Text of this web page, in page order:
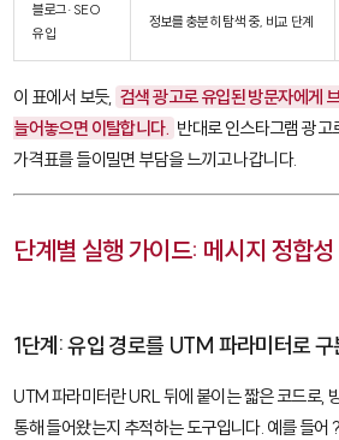
블로그·SEO
유입
정보를 충분히 탐색 중, 비교 단계
이 표에서 보듯, 검색 광고로 유입된 방문자에게
늘어놓으면 이탈합니다. 반대로 인스타그램 광
가격표를 들이밀면 부담을 느끼고 나갑니다.
단계별 실행 가이드: 메시지 정합
1단계: 유입 경로를 UTM 파라미터로 구
UTM 파라미터란 URL 뒤에 붙이는 짧은 코드로,
통해 들어왔는지 추적하는 도구입니다. 예를 들어?